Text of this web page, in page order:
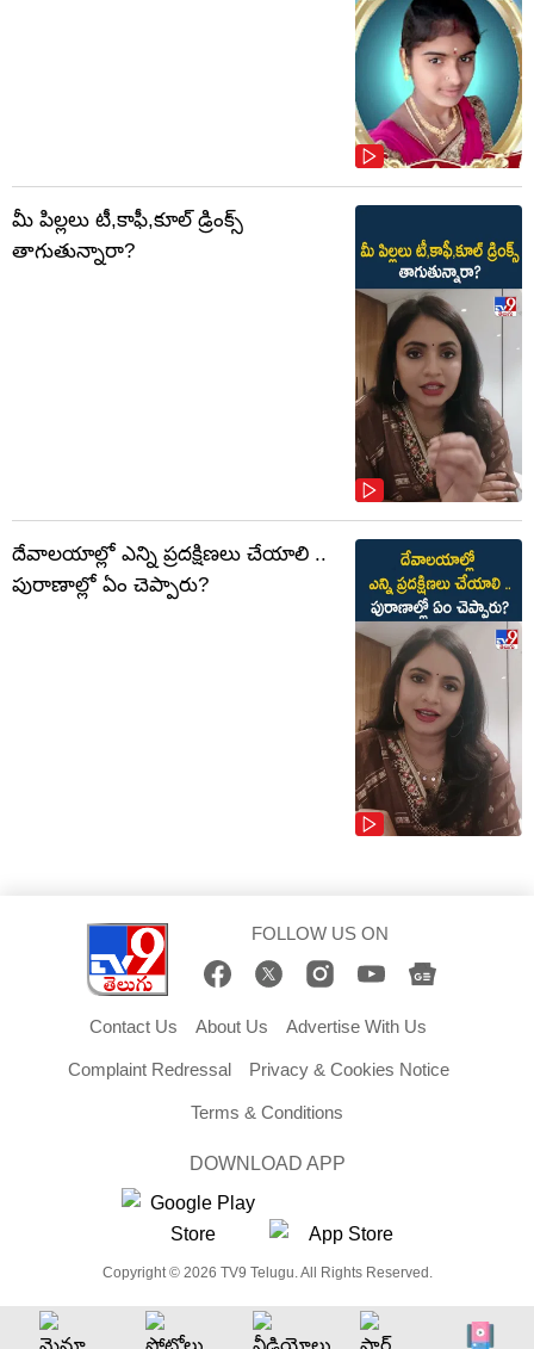
మీ పిల్లలు టీ,కాఫీ,కూల్ డ్రింక్స్
తాగుతున్నారా?
దేవాలయాల్లో ఎన్ని ప్రదక్షిణలు చేయాలి ..
పురాణాల్లో ఏం చెప్పారు?
FOLLOW US ON
Contact Us About Us Advertise With Us
Complaint Redressal Privacy & Cookies Notice
Terms & Conditions
DOWNLOAD APP
Copyright © 2026 TV9 Telugu. All Rights Reserved.